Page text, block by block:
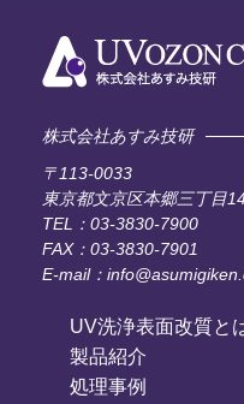
株式会社あすみ技研
〒113-0033
東京都文京区本郷三丁目
TEL：03-3830-7900
FAX：03-3830-7901
E-mail：
UV洗浄表面改質と
製品紹介
処理事例